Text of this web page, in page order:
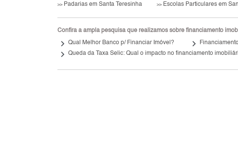
>>Padarias em Santa Teresinha >>Escolas Particulares em
Confira a ampla pesquisa que realizamos sobre financiamento
keyboard_arrow_right Qual Melhor Banco p/ Financiar Imóvel? keyboard_arrow_right
keyboard_arrow_right Queda da Taxa Selic: Qual o impacto no financiamento